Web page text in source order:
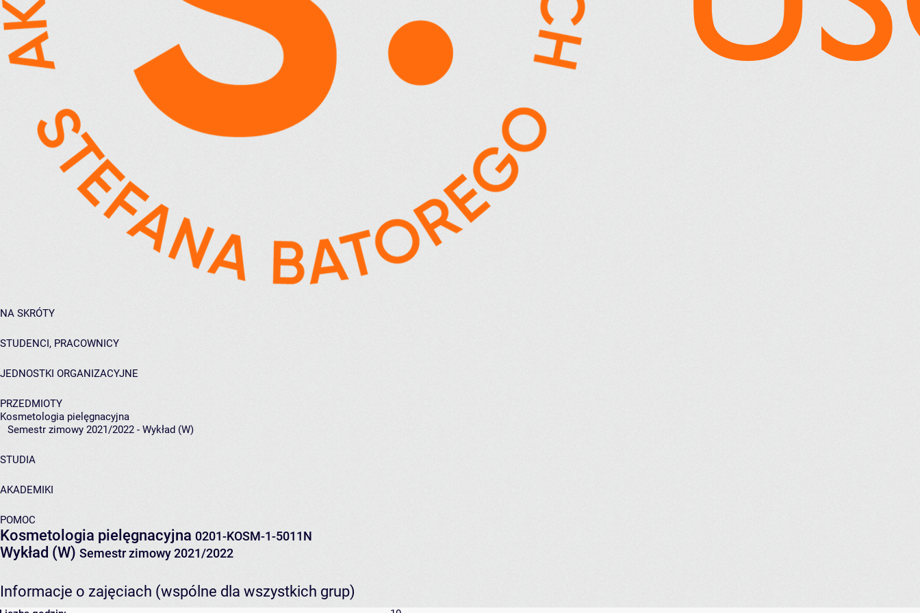
NA SKRÓTY
STUDENCI, PRACOWNICY
JEDNOSTKI ORGANIZACYJNE
PRZEDMIOTY
Kosmetologia pielęgnacyjna
Semestr zimowy 2021/2022 - Wykład (W)
STUDIA
AKADEMIKI
POMOC
Kosmetologia pielęgnacyjna 0201-KOSM-1-5011N
Wykład (W) Semestr zimowy 2021/2022
Informacje o zajęciach (wspólne dla wszystkich grup)